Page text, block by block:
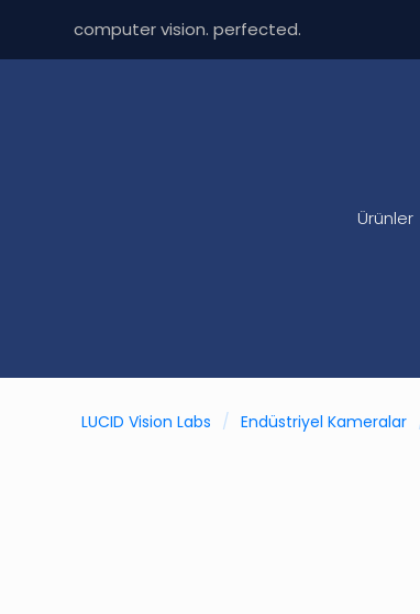
computer vision. perfected.
Ürünler
LUCID Vision Labs / Endüstriyel Kameralar